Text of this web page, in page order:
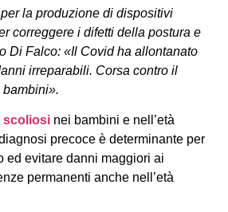
la produzione di dispositivi
correggere i difetti della postura e
Di Falco: «Il Covid ha allontanato
irreparabili. Corsa contro il
bambini».
scoliosinei bambini e nell’età
precoce è determinante per
ed evitare danni maggiori ai
permanenti anche nell’età